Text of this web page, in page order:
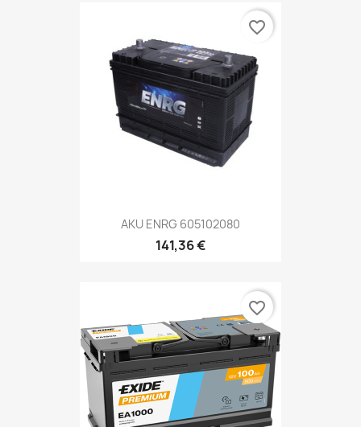
AKU ENRG 605102080
141,36 €
favorite_border
favorite_border